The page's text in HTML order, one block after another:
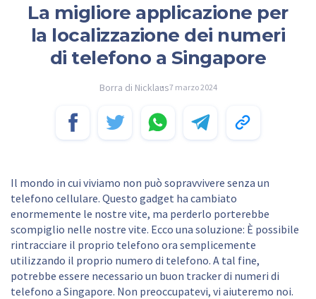
La migliore applicazione per
la localizzazione dei numeri
di telefono a Singapore
Borra di Nicklaus7 marzo 2024
Il mondo in cui viviamo non può sopravvivere senza un
telefono cellulare. Questo gadget ha cambiato
enormemente le nostre vite, ma perderlo porterebbe
scompiglio nelle nostre vite. Ecco una soluzione: È possibile
rintracciare il proprio telefono ora semplicemente
utilizzando il proprio numero di telefono. A tal fine,
potrebbe essere necessario un buon tracker di numeri di
telefono a Singapore. Non preoccupatevi, vi aiuteremo noi.